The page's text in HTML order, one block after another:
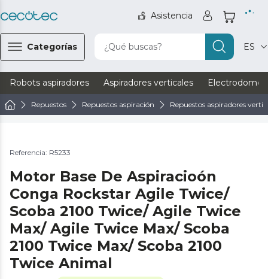
Asistencia
Categorías ¿Qué buscas? ES
Robots aspiradores Aspiradores verticales
Repuestos Repuestos aspiración Repuestos aspiradores
Referencia: R5233
Motor Base De Aspiracioón
Conga Rockstar Agile Twice/
Scoba 2100 Twice/ Agile Twice
Max/ Agile Twice Max/ Scoba
2100 Twice Max/ Scoba 2100
Twice Animal